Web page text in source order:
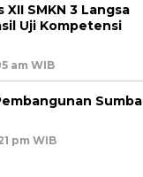
XII SMKN 3 Langsa
Uji Kompetensi
am WIB
Sumba
pm WIB